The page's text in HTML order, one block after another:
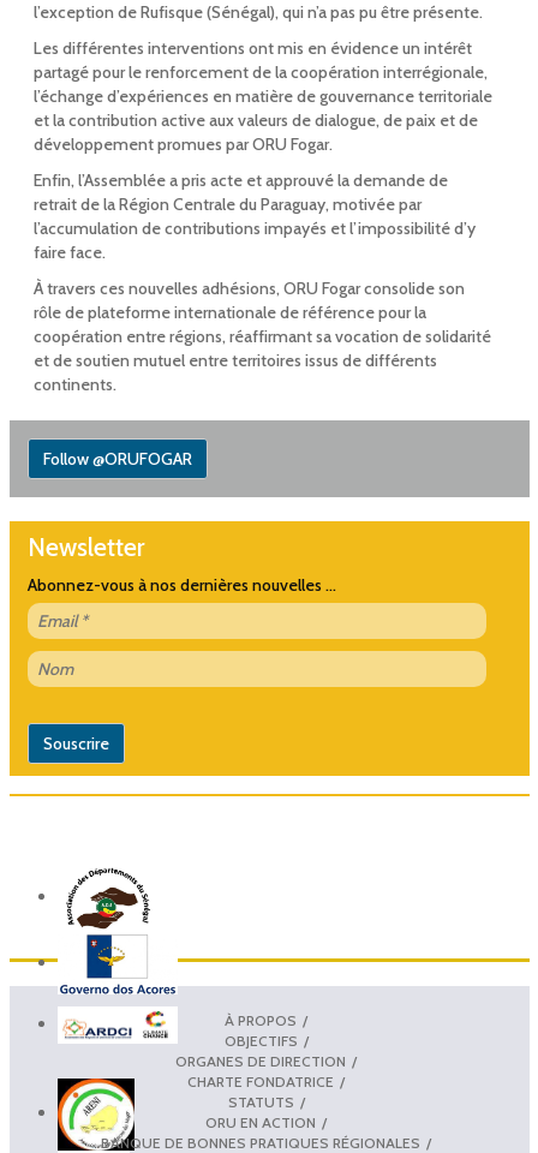
l’exception de Rufisque (Sénégal), qui n’a pas pu être présente.
Les différentes interventions ont mis en évidence un intérêt
partagé pour le renforcement de la coopération interrégionale,
l’échange d’expériences en matière de gouvernance territoriale
et la contribution active aux valeurs de dialogue, de paix et de
développement promues par ORU Fogar.
Enfin, l’Assemblée a pris acte et approuvé la demande de
retrait de la Région Centrale du Paraguay, motivée par
l’accumulation de contributions impayés et l’impossibilité d’y
faire face.
À travers ces nouvelles adhésions, ORU Fogar consolide son
rôle de plateforme internationale de référence pour la
coopération entre régions, réaffirmant sa vocation de solidarité
et de soutien mutuel entre territoires issus de différents
continents.
Follow @ORUFOGAR
Newsletter
Abonnez-vous à nos dernières nouvelles ...
À PROPOS
OBJECTIFS
ORGANES DE DIRECTION
CHARTE FONDATRICE
STATUTS
ORU EN ACTION
BANQUE DE BONNES PRATIQUES RÉGIONALES